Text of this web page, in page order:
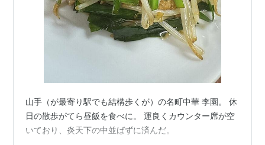
山手（が最寄り駅でも結構歩くが）の名町中華 李園。 休
日の散歩がてら昼飯を食べに。 運良くカウンター席が空
いており、炎天下の中並ばずに済んだ。